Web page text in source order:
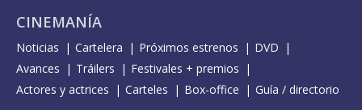
CINEMANÍA
Noticias Cartelera Próximos estrenos
DVD
Avances
Tráilers
Festivales + premios
Actores y actrices
Carteles Box-office Guía / directorio